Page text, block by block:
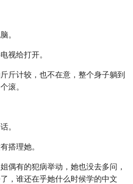
。
视给打开。
斤计较，也不在意，整个身子躺到
滚。
。
搭理她。
偶有的犯病举动，她也没去多问，
，谁还在乎她什么时候学的中文